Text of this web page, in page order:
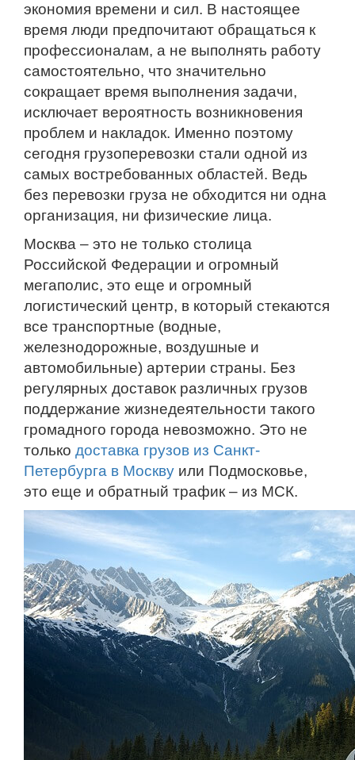
экономия времени и сил. В настоящее
время люди предпочитают обращаться к
профессионалам, а не выполнять работу
самостоятельно, что значительно
сокращает время выполнения задачи,
исключает вероятность возникновения
проблем и накладок. Именно поэтому
сегодня грузоперевозки стали одной из
самых востребованных областей. Ведь
без перевозки груза не обходится ни одна
организация, ни физические лица.
Москва – это не только столица
Российской Федерации и огромный
мегаполис, это еще и огромный
логистический центр, в который стекаются
все транспортные (водные,
железнодорожные, воздушные и
автомобильные) артерии страны. Без
регулярных доставок различных грузов
поддержание жизнедеятельности такого
громадного города невозможно. Это не
только доставка грузов из Санкт-
Петербурга в Москву или Подмосковье,
это еще и обратный трафик – из МСК.